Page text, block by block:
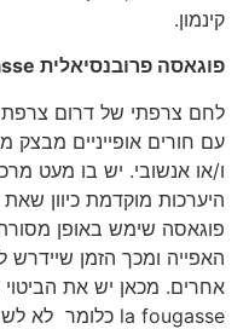
קינמון.
פוגאסה פרובנסיאלית
לחם צרפתי של דרום צרפת
עם חורים אופייניים מבצק
ו/או אנשובי. יש בו מעט
היערכות מוקדמת כיוון
פוגאסה שימש באופן
האפייה ומכך הזמן שיידרש
la fougasse כלומר לא לשרוף את הפוגאסה.